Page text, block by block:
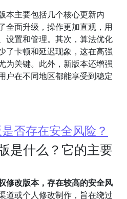
本主要包括几个核心更新内
全面升级，操作更加直观，用
设置和管理。其次，算法优化
了卡顿和延迟现象，这在高强
为关键。此外，新版本还增强
户在不同地区都能享受到稳定
否存在安全风险？
是什么？它的主要
修改版本，存在较高的安全风
道或个人修改制作，旨在绕过